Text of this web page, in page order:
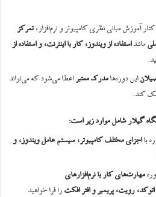
آموزش مبانی نظری کامپیوتر و نرم‌افزار،تمرکز
ماننداستفاده از ویندوز، کار با اینترنت، و استفاده از
این دوره‌هامدرک معتبر اعطا می‌شود که می‌تواند
کند.
گیلار شامل موارد زیر است:
بااجزای مختلف کامپیوتر، سیستم عامل ویندوز، و
مهارت‌های کار با نرم‌افزارهای
رویت، پریمیر و افتر افکت را فرا خواهید